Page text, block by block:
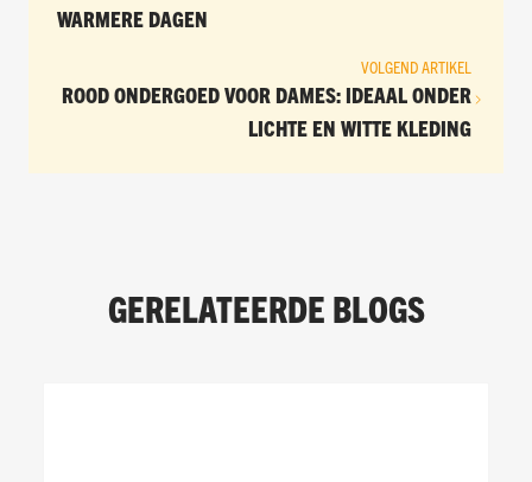
WARMERE DAGEN
VOLGEND ARTIKEL
ROOD ONDERGOED VOOR DAMES: IDEAAL ONDER
LICHTE EN WITTE KLEDING
GERELATEERDE BLOGS